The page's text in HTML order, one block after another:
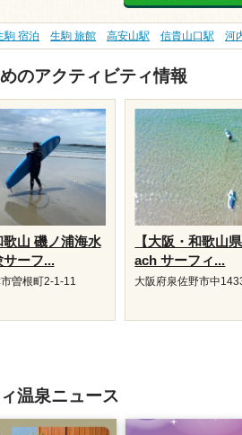
駒 宿泊 生駒 旅館 高安山駅 信貴山口駅 河
のアクティビティ情報
歌山 磯ノ浦海水
ーフ...
曽根町2-1-11
【大阪・和歌山
ach サーフィ...
大阪府泉佐野市中
温泉ニュース